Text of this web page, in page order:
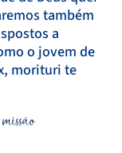
também
a
o jovem de
morituri te